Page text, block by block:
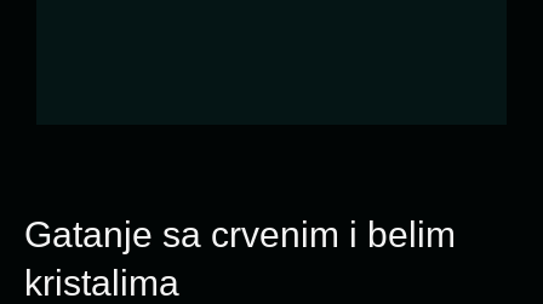
Gatanje sa crvenim i belim
kristalima